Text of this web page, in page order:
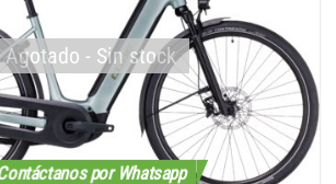
Contáctanos por Whatsapp
Agotado - Sin stock